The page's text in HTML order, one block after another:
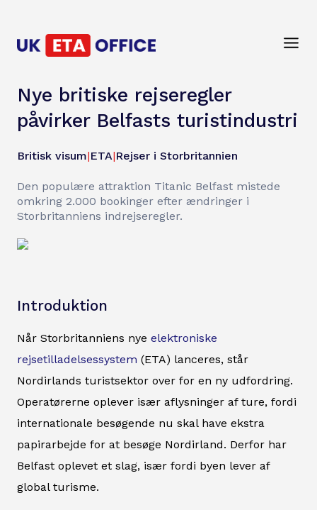
Nye britiske rejseregler
påvirker Belfasts turistindustri
Britisk visum|ETA|Rejser i Storbritannien
Den populære attraktion Titanic Belfast mistede
omkring 2.000 bookinger efter ændringer i
Storbritanniens indrejseregler.
Introduktion
Når Storbritanniens nye elektroniske
rejsetilladelsessystem (ETA) lanceres, står
Nordirlands turistsektor over for en ny udfordring.
Operatørerne oplever især aflysninger af ture, fordi
internationale besøgende nu skal have ekstra
papirarbejde for at besøge Nordirland. Derfor har
Belfast oplevet et slag, især fordi byen lever af
global turisme.